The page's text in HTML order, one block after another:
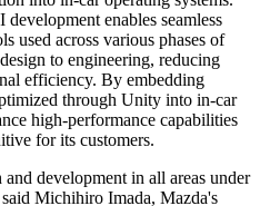
plateformes
jeux multijoueurs
enables seamless
used across various phases of
to engineering, reducing
efficiency. By embedding
through Unity into in-car
high-performance capabilities
for its customers.
development in all areas under
Michihiro Imada, Mazda's